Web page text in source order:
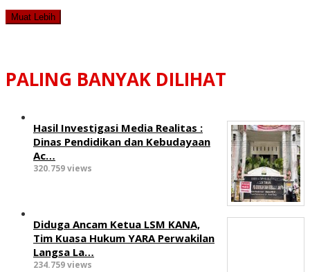
Muat Lebih
PALING BANYAK DILIHAT
Hasil Investigasi Media Realitas :
‎Dinas Pendidikan dan Kebudayaan
Ac…
320.759 views
Diduga Ancam Ketua LSM KANA,
Tim Kuasa Hukum YARA Perwakilan
Langsa La…
234.759 views